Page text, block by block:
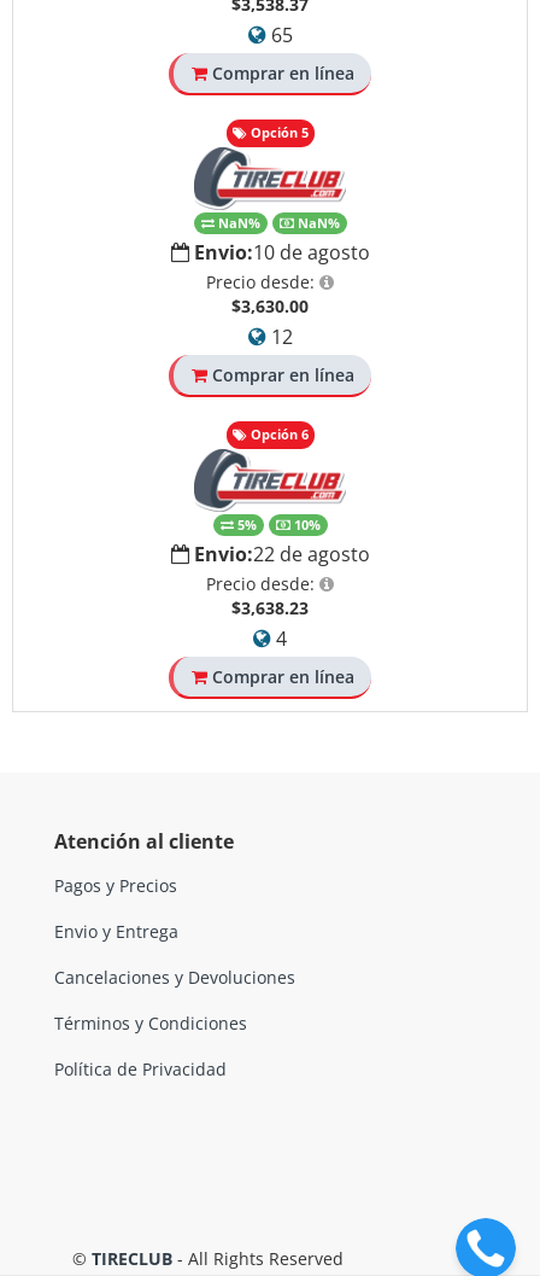
65
Comprar en línea
Opción 5
NaN% NaN%
Envio:10 de agosto
Precio desde:
$3,630.00
12
Comprar en línea
Opción 6
5% 10%
Envio:22 de agosto
Precio desde:
$3,638.23
4
Comprar en línea
Atención al cliente
Pagos y Precios
Envio y Entrega
Cancelaciones y Devoluciones
Términos y Condiciones
Política de Privacidad
© TIRECLUB - All Rights Reserved